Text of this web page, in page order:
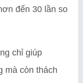
đến 30 lần so
chỉ giúp
mà còn thách